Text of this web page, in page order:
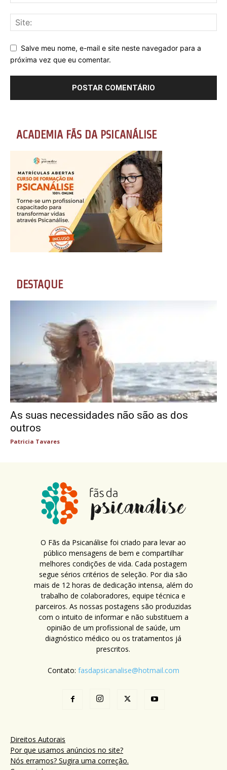
Salve meu nome, e-mail e site neste navegador para a
próxima vez que eu comentar.
ACADEMIA FÃS DA PSICANÁLISE
DESTAQUE
As suas necessidades não são as dos
outros
Patricia Tavares
O Fãs da Psicanálise foi criado para levar ao
público mensagens de bem e compartilhar
melhores condições de vida. Cada postagem
segue sérios critérios de seleção. Por dia são
mais de 12 horas de dedicação intensa, além do
trabalho de colaboradores, equipe técnica e
parceiros. As nossas postagens são produzidas
com o intuito de informar e não substituem a
opinião de um profissional de saúde, um
diagnóstico médico ou os tratamentos já
prescritos.
Contato: fasdapsicanalise@hotmail.com
Direitos Autorais
Por que usamos anúncios no site?
Nós erramos? Sugira uma correção.